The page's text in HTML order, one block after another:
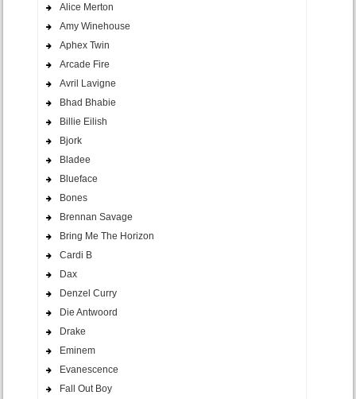
Alice Merton
Amy Winehouse
Aphex Twin
Arcade Fire
Avril Lavigne
Bhad Bhabie
Billie Eilish
Bjork
Bladee
Blueface
Bones
Brennan Savage
Bring Me The Horizon
Cardi B
Dax
Denzel Curry
Die Antwoord
Drake
Eminem
Evanescence
Fall Out Boy